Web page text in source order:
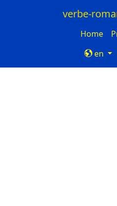
verbe-
Home
en